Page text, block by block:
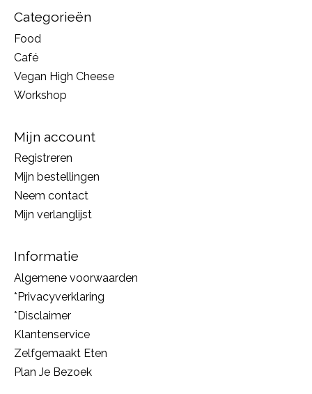
Categorieën
Food
Café
Vegan High Cheese
Workshop
Mijn account
Registreren
Mijn bestellingen
Neem contact
Mijn verlanglijst
Informatie
Algemene voorwaarden
*Privacyverklaring
*Disclaimer
Klantenservice
Zelfgemaakt Eten
Plan Je Bezoek